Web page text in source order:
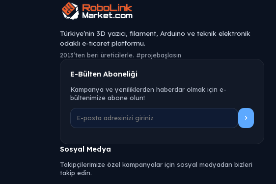
Türkiye’nin 3D yazıcı, filament, Arduino ve teknik elektronik
odaklı e-ticaret platformu.
2013’ten beri üreticilerle. #projebaşlasın
E-Bülten Aboneliği
Kampanya ve yeniliklerden haberdar olmak için e-
bültenimize abone olun!
Sosyal Medya
Takipçilerimize özel kampanyalar için sosyal medyadan bizleri
takip edin.